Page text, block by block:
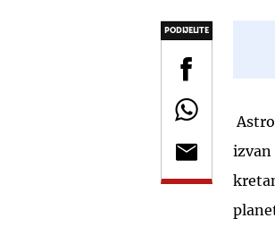
PODIJELITE
izvan